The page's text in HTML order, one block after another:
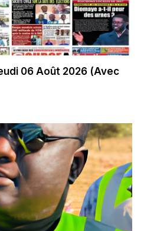
06 Août 2026 (Avec